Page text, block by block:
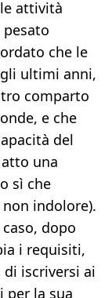
attività
che le
ultimi anni,
comparto
e che
del
una
sì che
indolore).
dopo
i requisiti,
iscriversi ai
per la sua